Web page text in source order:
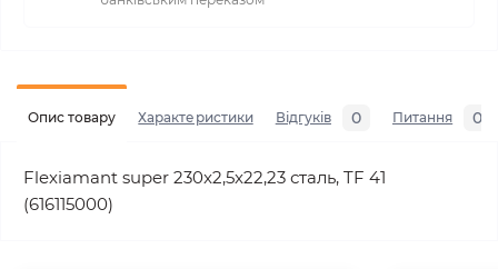
Опис товару Характеристики Відгуків 0 Питання 0
Flexiamant super 230x2,5x22,23 сталь, TF 41
(616115000)